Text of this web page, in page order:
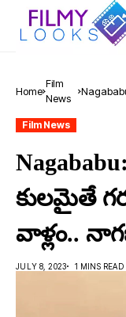
Home
Film
News
Film News
కుల‌మైతే
వాళ్లం..
JULY 8, 2023 1 MINS READ